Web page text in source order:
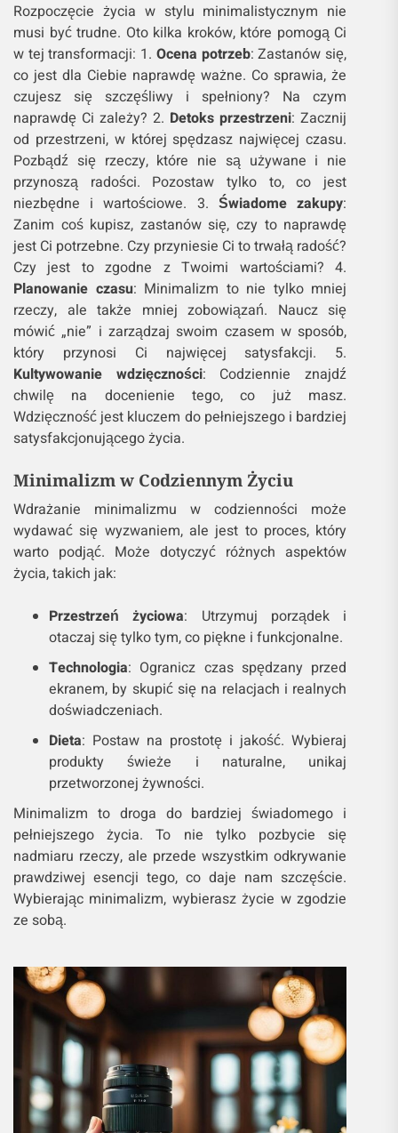
Rozpoczęcie życia w stylu minimalistycznym nie
musi być trudne. Oto kilka kroków, które pomogą Ci
w tej transformacji: 1. Ocena potrzeb: Zastanów się,
co jest dla Ciebie naprawdę ważne. Co sprawia, że
czujesz się szczęśliwy i spełniony? Na czym
naprawdę Ci zależy? 2. Detoks przestrzeni: Zacznij
od przestrzeni, w której spędzasz najwięcej czasu.
Pozbądź się rzeczy, które nie są używane i nie
przynoszą radości. Pozostaw tylko to, co jest
niezbędne i wartościowe. 3. Świadome zakupy:
Zanim coś kupisz, zastanów się, czy to naprawdę
jest Ci potrzebne. Czy przyniesie Ci to trwałą radość?
Czy jest to zgodne z Twoimi wartościami? 4.
Planowanie czasu: Minimalizm to nie tylko mniej
rzeczy, ale także mniej zobowiązań. Naucz się
mówić „nie” i zarządzaj swoim czasem w sposób,
który przynosi Ci najwięcej satysfakcji. 5.
Kultywowanie wdzięczności: Codziennie znajdź
chwilę na docenienie tego, co już masz.
Wdzięczność jest kluczem do pełniejszego i bardziej
satysfakcjonującego życia.
Minimalizm w Codziennym Życiu
Wdrażanie minimalizmu w codzienności może
wydawać się wyzwaniem, ale jest to proces, który
warto podjąć. Może dotyczyć różnych aspektów
życia, takich jak:
Przestrzeń życiowa: Utrzymuj porządek i
otaczaj się tylko tym, co piękne i funkcjonalne.
Technologia: Ogranicz czas spędzany przed
ekranem, by skupić się na relacjach i realnych
doświadczeniach.
Dieta: Postaw na prostotę i jakość. Wybieraj
produkty świeże i naturalne, unikaj
przetworzonej żywności.
Minimalizm to droga do bardziej świadomego i
pełniejszego życia. To nie tylko pozbycie się
nadmiaru rzeczy, ale przede wszystkim odkrywanie
prawdziwej esencji tego, co daje nam szczęście.
Wybierając minimalizm, wybierasz życie w zgodzie
ze sobą.